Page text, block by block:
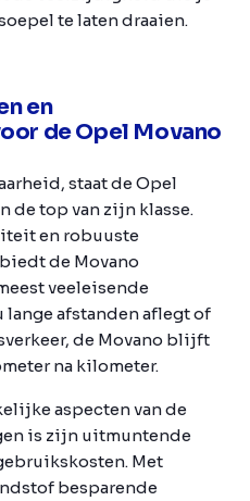
te laten draaien.
en
de Opel Movano
staat de Opel
de top van zijn klasse.
en robuuste
de Movano
veeleisende
afstanden aflegt of
de Movano blijft
na kilometer.
aspecten van de
is zijn uitmuntende
Met
besparende